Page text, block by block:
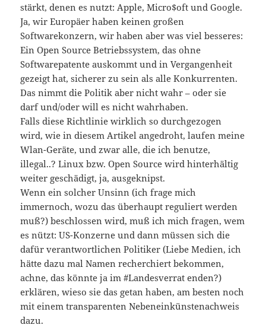
stärkt, denen es nutzt: Apple, Micro$oft und Google.
Ja, wir Europäer haben keinen großen
Softwarekonzern, wir haben aber was viel besseres:
Ein Open Source Betriebssystem, das ohne
Softwarepatente auskommt und in Vergangenheit
gezeigt hat, sicherer zu sein als alle Konkurrenten.
Das nimmt die Politik aber nicht wahr – oder sie
darf und/oder will es nicht wahrhaben.
Falls diese Richtlinie wirklich so durchgezogen
wird, wie in diesem Artikel angedroht, laufen meine
Wlan-Geräte, und zwar alle, die ich benutze,
illegal..? Linux bzw. Open Source wird hinterhältig
weiter geschädigt, ja, ausgeknipst.
Wenn ein solcher Unsinn (ich frage mich
immernoch, wozu das überhaupt reguliert werden
muß?) beschlossen wird, muß ich mich fragen, wem
es nützt: US-Konzerne und dann müssen sich die
dafür verantwortlichen Politiker (Liebe Medien, ich
hätte dazu mal Namen recherchiert bekommen,
achne, das könnte ja im #Landesverrat enden?)
erklären, wieso sie das getan haben, am besten noch
mit einem transparenten Nebeneinkünstenachweis
dazu.